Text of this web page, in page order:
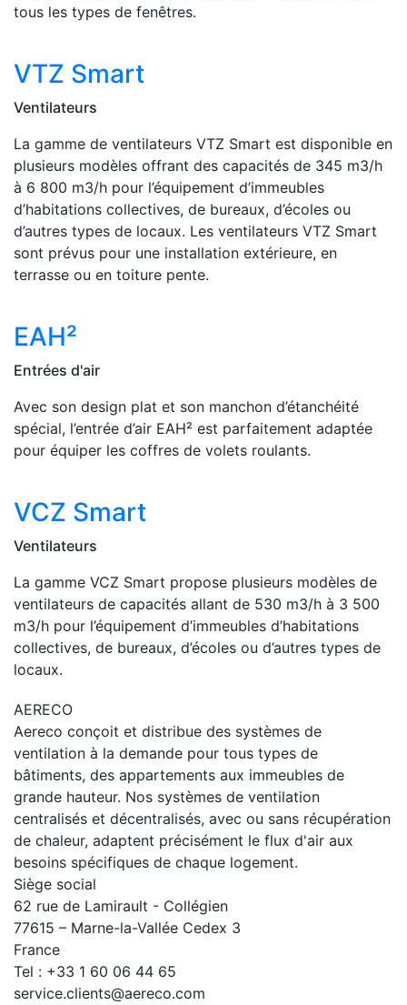
tous les types de fenêtres.
VTZ Smart
Ventilateurs
La gamme de ventilateurs VTZ Smart est disponible en
plusieurs modèles offrant des capacités de 345 m3/h
à 6 800 m3/h pour l’équipement d’immeubles
d’habitations collectives, de bureaux, d’écoles ou
d’autres types de locaux. Les ventilateurs VTZ Smart
sont prévus pour une installation extérieure, en
terrasse ou en toiture pente.
EAH²
Entrées d'air
Avec son design plat et son manchon d’étanchéité
spécial, l’entrée d’air EAH² est parfaitement adaptée
pour équiper les coffres de volets roulants.
VCZ Smart
Ventilateurs
La gamme VCZ Smart propose plusieurs modèles de
ventilateurs de capacités allant de 530 m3/h à 3 500
m3/h pour l’équipement d’immeubles d’habitations
collectives, de bureaux, d’écoles ou d’autres types de
locaux.
AERECO
Aereco conçoit et distribue des systèmes de
ventilation à la demande pour tous types de
bâtiments, des appartements aux immeubles de
grande hauteur. Nos systèmes de ventilation
centralisés et décentralisés, avec ou sans récupération
de chaleur, adaptent précisément le flux d'air aux
besoins spécifiques de chaque logement.
Siège social
62 rue de Lamirault - Collégien
77615 – Marne-la-Vallée Cedex 3
France
Tel : +33 1 60 06 44 65
service.clients@aereco.com